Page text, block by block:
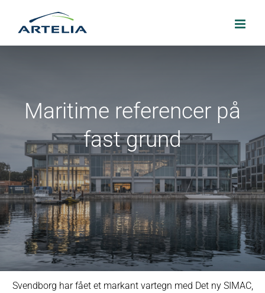
Maritime referencer på
fast grund
Svendborg har fået et markant vartegn med Det ny SIMAC,